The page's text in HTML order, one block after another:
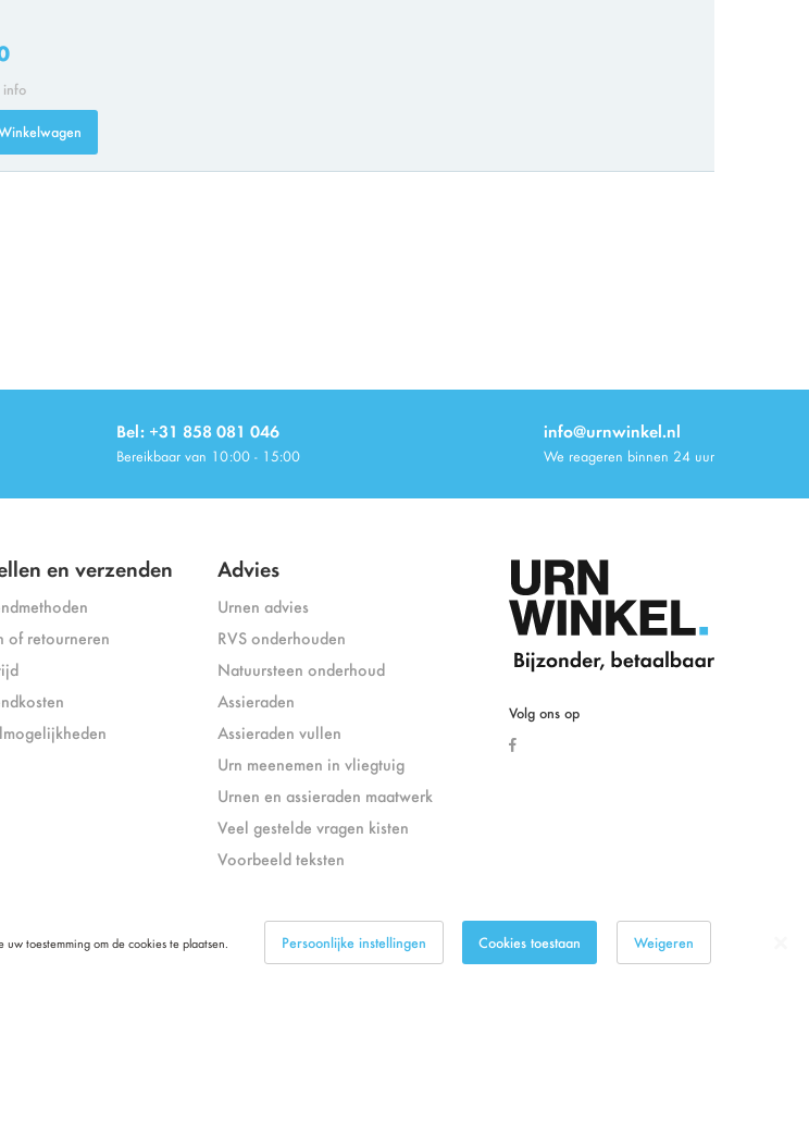
Bel: +31 858 081 046
Bereikbaar van 10:00 - 15:00
info@urnwinkel.nl
We reageren binnen 24 uur
en verzenden
of retourneren
Advies
Urnen advies
RVS onderhouden
Natuursteen onderhoud
Assieraden
Assieraden vullen
Urn meenemen in vliegtuig
Urnen en assieraden maatwerk
Veel gestelde vragen kisten
Voorbeeld teksten
Volg ons op
toestemming om de cookies te plaatsen. Cookies toestaan Weigeren
Persoonlijke instellingen